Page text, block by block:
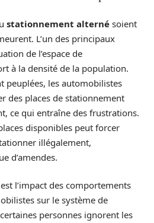
stationnement alterné soient
L’un des principaux
de l’espace de
à la densité de la population.
peuplées, les automobilistes
des places de stationnement
ce qui entraîne des frustrations.
disponibles peut forcer
illégalement,
d’amendes.
l’impact des comportements
sur le système de
personnes ignorent les